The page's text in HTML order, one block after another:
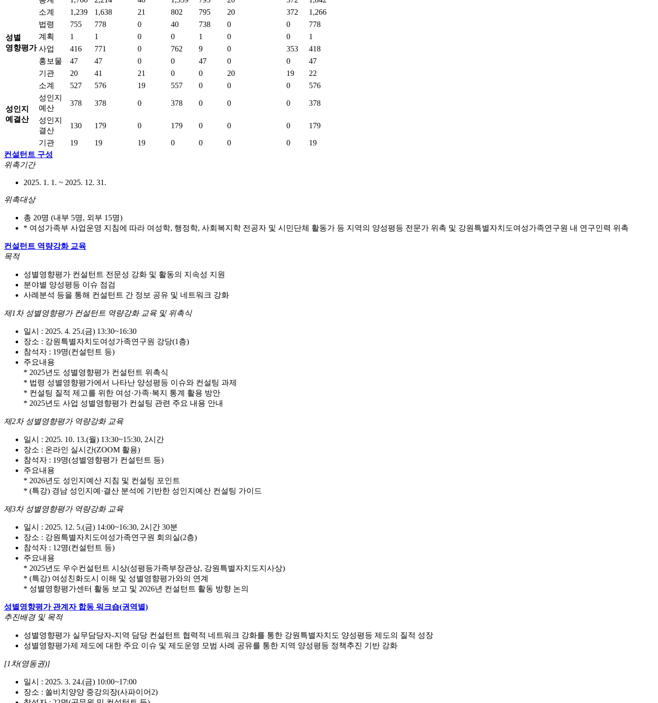
성별
영향평가
소계 1,239 1,638 21 802 795 20 372
1,266
법령
755 778 0 40 738 0 0
778
계획
1 1 0 0 1 0 0
1
사업
416 771 0 762 9 0 353
418
홍보물
47 47 0 0 47 0 0
47
기관
20 41 21 0 0 20 19 22
성인지
예결산
소계 527 576 19 557 0 0 0
576
성인지
예산
378 378 0 378 0 0 0 378
성인지
결산
130 179 0 179 0 0 0 179
기관 19 19 19 0 0 0 0
19
컨설턴트 구성
위촉기간
2025. 1. 1. ~ 2025. 12. 31.
위촉대상
총 20명 (내부 5명, 외부 15명)
* 여성가족부 사업운영 지침에 따라 여성학, 행정학, 사회복지학 전공자 및 시민단체 활동가 등 지역의 양성평등 전문가 위촉 및 강원특별자치도여성가족연구원 내 연구인력 위촉
컨설턴트 역량강화 교육
목적
성별영향평가 컨설턴트 전문성 강화 및 활동의 지속성 지원
분야별 양성평등 이슈 점검
사례분석 등을 통해 컨설턴트 간 정보 공유 및 네트워크 강화
제1차 성별영향평가 컨설턴트 역량강화 교육 및 위촉식
일시 : 2025. 4. 25.(금) 13:30~16:30
장소 : 강원특별자치도여성가족연구원 강당(1층)
참석자 : 19명(컨설턴트 등)
주요내용
* 2025년도 성별영향평가 컨설턴트 위촉식
* 법령 성별영향평가에서 나타난 양성평등 이슈와 컨설팅 과제
* 컨설팅 질적 제고를 위한 여성·가족·복지 통계 활용 방안
* 2025년도 사업 성별영향평가 컨설팅 관련 주요 내용 안내
제2차 성별영향평가 역량강화 교육
일시 : 2025. 10. 13.(월) 13:30~15:30, 2시간
장소 : 온라인 실시간(ZOOM 활용)
참석자 : 19명(성별영향평가 컨설턴트 등)
주요내용
* 2026년도 성인지예산 지침 및 컨설팅 포인트
* (특강) 경남 성인지예·결산 분석에 기반한 성인지예산 컨설팅 가이드
제3차 성별영향평가 역량강화 교육
일시 : 2025. 12. 5.(금) 14:00~16:30, 2시간 30분
장소 : 강원특별자치도여성가족연구원 회의실(2층)
참석자 : 12명(컨설턴트 등)
주요내용
* 2025년도 우수컨설턴트 시상(성평등가족부장관상, 강원특별자치도지사상)
* (특강) 여성친화도시 이해 및 성별영향평가와의 연계
* 성별영향평가센터 활동 보고 및 2026년 컨설턴트 활동 방향 논의
성별영향평가 관계자 합동 워크숍(권역별)
추진배경 및 목적
성별영향평가 실무담당자-지역 담당 컨설턴트 협력적 네트워크 강화를 통한 강원특별자치도 양성평등 제도의 질적 성장
성별영향평가제 제도에 대한 주요 이슈 및 제도운영 모범 사례 공유를 통한 지역 양성평등 정책추진 기반 강화
[1차(영동권)]
일시 : 2025. 3. 24.(금) 10:00~17:00
장소 : 쏠비치양양 중강의장(사파이어2)